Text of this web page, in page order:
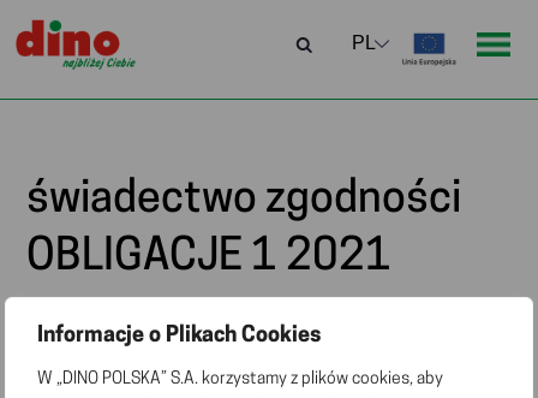
Informacje o Plikach Cookies
W „DINO POLSKA” S.A. korzystamy z plików cookies, aby
świadectwo zgodności
OBLIGACJE 1 2021
świadectwo zgodności OBLIGACJE 1 2021